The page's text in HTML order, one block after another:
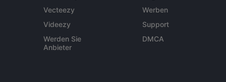
Vecteezy
Videezy
Werden Sie
Anbieter
Werben
Support
DMCA